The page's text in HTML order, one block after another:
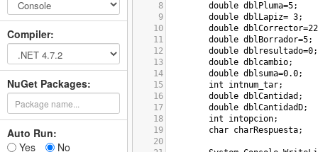
Compiler:
NuGet Packages:
Auto Run:
Yes
No
8
double dblPluma=5;
9
double dblLapiz= 3;
10
double dblCorrector=
11
double dblBorrador=5;
12
double dblresultado=0;
13
double dblcambio;
14
double dblsuma=0.0;
15
int intnum_tar;
16
double dblCantidad ;
17
double dblCantidadD;
18
int intopcion;
19
char charRespuesta;
20